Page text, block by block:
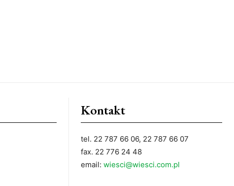
Kontakt
tel. 22 787 66 06, 22 787 66 07
fax. 22 776 24 48
email: wiesci@wiesci.com.pl